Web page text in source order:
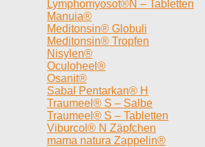
Lymphomyosot®N – Tabletten
Manuia®
Meditonsin® Globuli
Meditonsin® Tropfen
Nisylen®
Oculoheel®
Osanit®
Sabal Pentarkan® H
Traumeel® S – Salbe
Traumeel® S – Tabletten
Viburcol® N Zäpfchen
mama natura Zappelin®